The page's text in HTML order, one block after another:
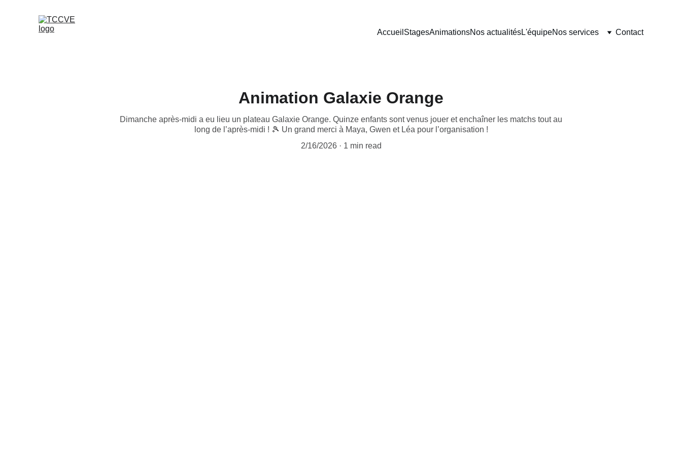
Accueil StagesAnimationsNos actualitésL'équipeNos services Contact
Animation Galaxie Orange
Dimanche après-midi a eu lieu un plateau Galaxie Orange. Quinze enfants sont venus jouer et enchaîner les matchs tout au
long de l’après-midi ! 🎾 Un grand merci à Maya, Gwen et Léa pour l’organisation !
2/16/2026
1 min read